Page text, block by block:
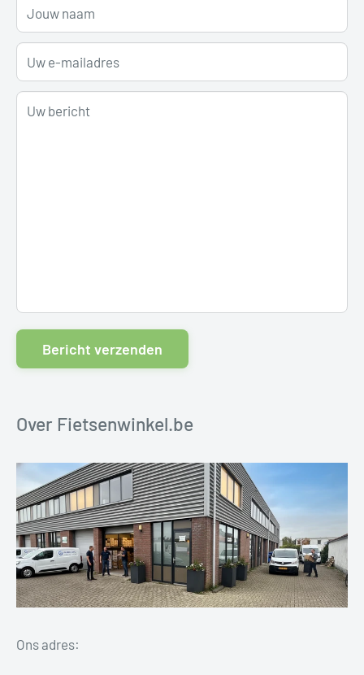
Jouw naam
Uw e-mailadres
Uw bericht
Bericht verzenden
Over Fietsenwinkel.be
Ons adres: